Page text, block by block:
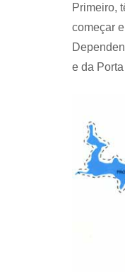
Primeiro,
começar
e da